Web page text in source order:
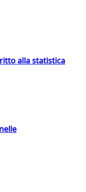
alla statistica